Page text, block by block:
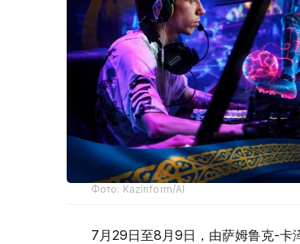
Фото: Kazinform/AI
7月29日至8月9日，由萨姆鲁克-